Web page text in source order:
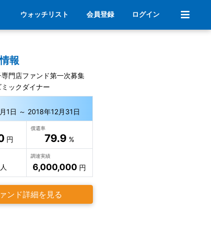
ウォッチリスト 会員登録 ログイン
報
門店ファンド第一次募集
ックダイナー
1日 ～ 2018年12月31日
円
償還率
79.9 %
人
調達実績
6,000,000 円
ンド詳細を見る